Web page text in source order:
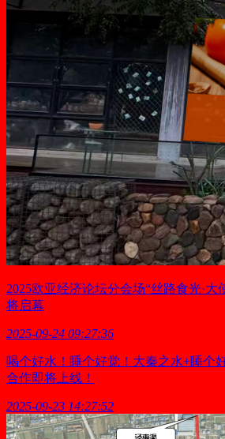
2025欧亚经济论坛分会场“丝路食光·大
将启幕
2025-09-24 09:27:36
喝个好水！睡个好觉！大秦之水+睡个
合作即将上线！
2025-09-23 14:27:52